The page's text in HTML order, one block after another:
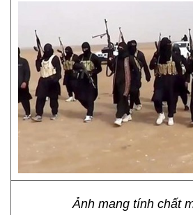
Ảnh mang tính chất